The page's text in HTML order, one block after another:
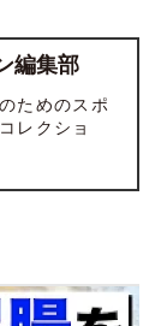
編集部
ためのスポ
レクショ